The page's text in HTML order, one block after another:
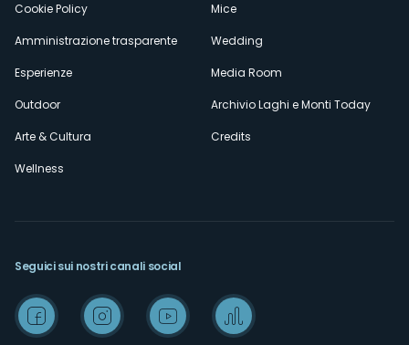
Cookie Policy
Amministrazione trasparente
Esperienze
Outdoor
Arte & Cultura
Wellness
Mice
Wedding
Media Room
Archivio Laghi e Monti Today
Credits
Seguici sui nostri canali social